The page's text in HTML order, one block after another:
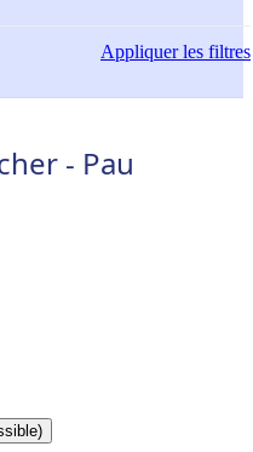
Appliquerles filtres
- Pau